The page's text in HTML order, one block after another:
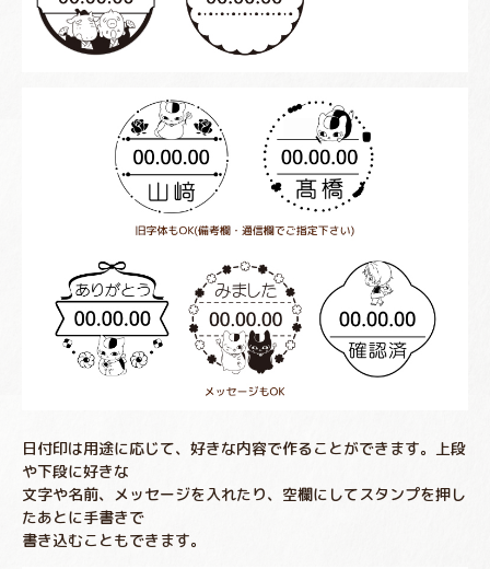
日付印は用途に応じて、好きな内容で作ることができます。上段
や下段に好きな
文字や名前、メッセージを入れたり、空欄にしてスタンプを押し
たあとに手書きで
書き込むこともできます。